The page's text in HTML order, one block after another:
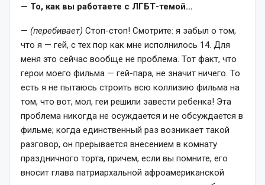
— То, как вы работаете с ЛГБТ-темой…
— (перебивает) Стоп-стоп! Смотрите: я забыл о том,
что я — гей, с тех пор как мне исполнилось 14. Для
меня это сейчас вообще не проблема. Тот факт, что
герои моего фильма — гей-пара, не значит ничего. То
есть я не пытаюсь строить всю коллизию фильма на
том, что вот, мол, геи решили завести ребенка! Эта
проблема никогда не осуждается и не обсуждается в
фильме; когда единственный раз возникает такой
разговор, он прерывается внесением в комнату
праздничного торта, причем, если вы помните, его
вносит глава патриархальной афроамериканской